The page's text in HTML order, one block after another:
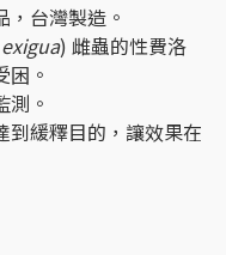
，台灣製造。
) 雌蟲的性費洛
困。
測。
到緩釋目的，讓效果在